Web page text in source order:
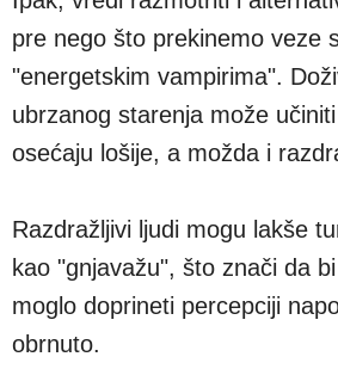
pre nego što prekinemo veze
"energetskim vampirima".
ubrzanog starenja može
osećaju lošije, a možda i
Razdražljivi ljudi mogu lakše
kao "gnjavažu", što znači da
moglo doprineti percepciji
obrnuto.